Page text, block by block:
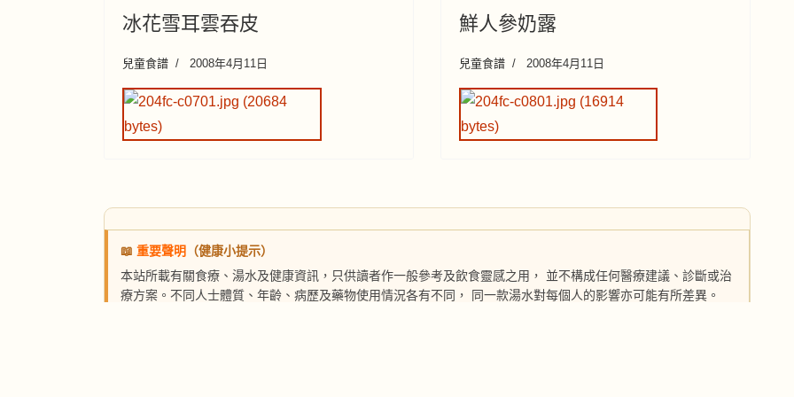
冰花雪耳雲吞皮
兒童食譜 2008年4月11日
鮮人參奶露
兒童食譜 2008年4月11日
📖 重要聲明 （健康小提示）
本站所載有關食療、湯水及健康資訊，只供讀者作一般參考及飲食靈感之用， 並不構成任何醫療建議、診斷或治
療方案。不同人士體質、年齡、病歷及藥物使用情況各有不同， 同一款湯水對每個人的影響亦可能有所差異。